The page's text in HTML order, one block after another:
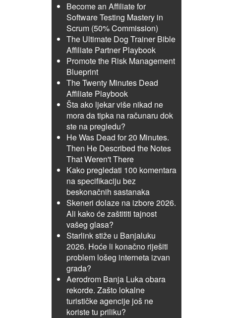
Become an Affiliate for
Software Testing Mastery in
Scrum (50% Commission)
The Ultimate Dog Trainer Bible
Affiliate Partner Playbook
Promote the Risk Management
Blueprint
The Twenty Minutes Dead
Affiliate Playbook
Šta ako ljekar više nikad ne
mora da tipka na računaru dok
ste na pregledu?
He Was Dead for 20 Minutes.
Then He Described the Notes
That Weren't There
Kako pregledati 100 komentara
na specifikaciju bez
beskonačnih sastanaka
Skeneri dolaze na izbore 2026.
Ali kako će zaštititi tajnost
vašeg glasa?
Starlink stiže u Banjaluku
2026. Hoće li konačno riješiti
problem lošeg interneta izvan
grada?
Aerodrom Banja Luka obara
rekorde. Zašto lokalne
turističke agencije još ne
koriste tu priliku?